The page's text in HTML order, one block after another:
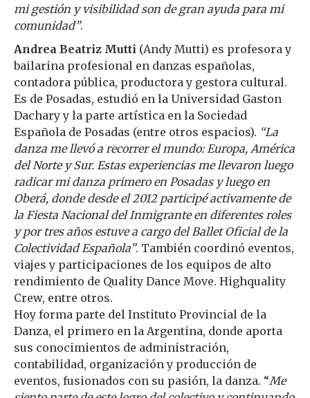
mi gestión y visibilidad son de gran ayuda para mi
comunidad”.
Andrea Beatriz Mutti (Andy Mutti) es profesora y
bailarina profesional en danzas españolas,
contadora pública, productora y gestora cultural.
Es de Posadas, estudió en la Universidad Gaston
Dachary y la parte artística en la Sociedad
Española de Posadas (entre otros espacios). “La
danza me llevó a recorrer el mundo: Europa, América
del Norte y Sur. Estas experiencias me llevaron luego
radicar mi danza primero en Posadas y luego en
Oberá, donde desde el 2012 participé activamente de
la Fiesta Nacional del Inmigrante en diferentes roles
y por tres años estuve a cargo del Ballet Oficial de la
Colectividad Española”. También coordinó eventos,
viajes y participaciones de los equipos de alto
rendimiento de Quality Dance Move. Highquality
Crew, entre otros.
Hoy forma parte del Instituto Provincial de la
Danza, el primero en la Argentina, donde aporta
sus conocimientos de administración,
contabilidad, organización y producción de
eventos, fusionados con su pasión, la danza. “Me